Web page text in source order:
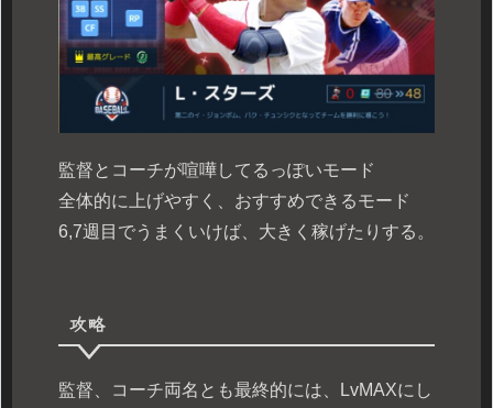
監督とコーチが喧嘩してるっぽいモード
全体的に上げやすく、おすすめできるモード
6,7週目でうまくいけば、大きく稼げたりする。
攻略
監督、コーチ両名とも最終的には、LvMAXにし